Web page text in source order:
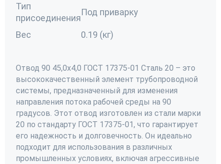
Тип
присоединения
Под приварку
Вес 0.19 (кг)
Отвод 90 45,0х4,0 ГОСТ 17375-01 Сталь 20 – это
высококачественный элемент трубопроводной
системы, предназначенный для изменения
направления потока рабочей среды на 90
градусов. Этот отвод изготовлен из стали марки
20 по стандарту ГОСТ 17375-01, что гарантирует
его надежность и долговечность. Он идеально
подходит для использования в различных
промышленных условиях, включая агрессивные